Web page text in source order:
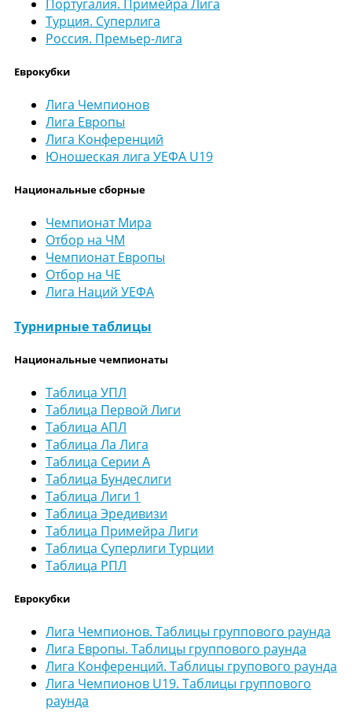
Португалия. Примейра Лига
Турция. Суперлига
Россия. Премьер-лига
Еврокубки
Лига Чемпионов
Лига Европы
Лига Конференций
Юношеская лига УЕФА U19
Национальные сборные
Чемпионат Мира
Отбор на ЧМ
Чемпионат Европы
Отбор на ЧЕ
Лига Наций УЕФА
Турнирные таблицы
Национальные чемпионаты
Таблица УПЛ
Таблица Первой Лиги
Таблица АПЛ
Таблица Ла Лига
Таблица Серии А
Таблица Бундеслиги
Таблица Лиги 1
Таблица Эредивизи
Таблица Примейра Лиги
Таблица Суперлиги Турции
Таблица РПЛ
Еврокубки
Лига Чемпионов. Таблицы группового раунда
Лига Европы. Таблицы группового раунда
Лига Конференций. Таблицы групового раунда
Лига Чемпионов U19. Таблицы группового
раунда